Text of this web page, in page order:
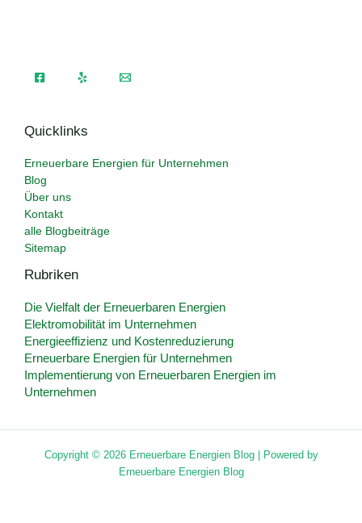
Quicklinks
Erneuerbare Energien für Unternehmen
Blog
Über uns
Kontakt
alle Blogbeiträge
Sitemap
Rubriken
Die Vielfalt der Erneuerbaren Energien
Elektromobilität im Unternehmen
Energieeffizienz und Kostenreduzierung
Erneuerbare Energien für Unternehmen
Implementierung von Erneuerbaren Energien im
Unternehmen
Copyright © 2026 Erneuerbare Energien Blog | Powered by
Erneuerbare Energien Blog